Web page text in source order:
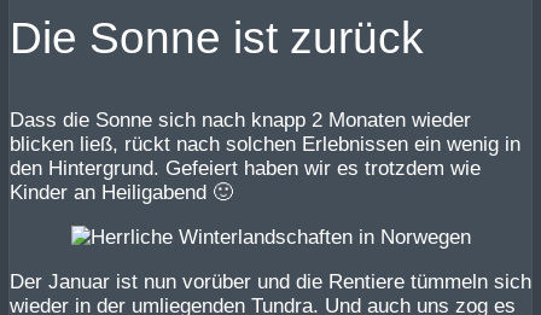
Die Sonne ist zurück
Dass die Sonne sich nach knapp 2 Monaten wieder
blicken ließ, rückt nach solchen Erlebnissen ein wenig in
den Hintergrund. Gefeiert haben wir es trotzdem wie
Kinder an Heiligabend 🙂
Der Januar ist nun vorüber und die Rentiere tümmeln sich
wieder in der umliegenden Tundra. Und auch uns zog es